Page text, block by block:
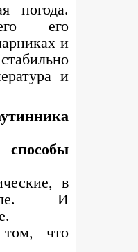
погода.
его
и
и
в
И
что